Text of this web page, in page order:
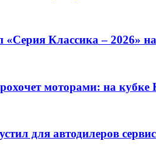
«Серия Классика – 2026»
моторами: на
для автодилеров